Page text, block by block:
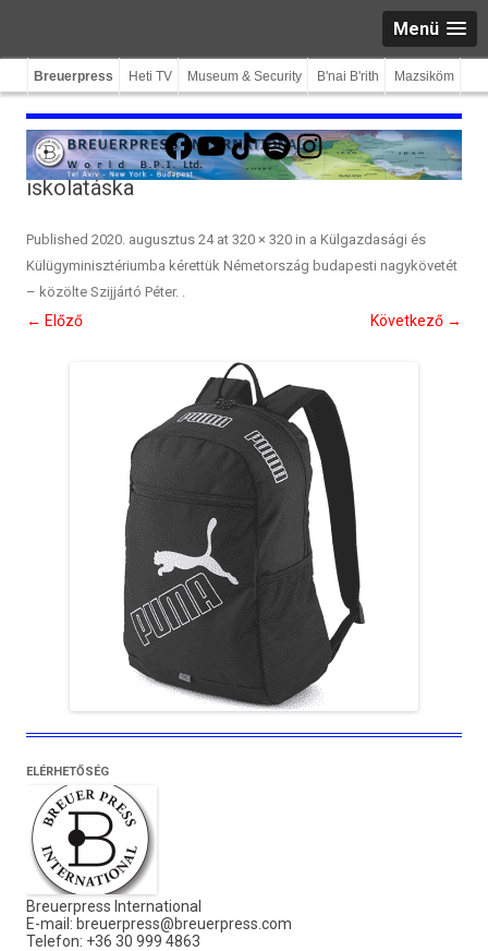
Menü
Breuerpress Heti TV Museum & Security B'nai B'rith Mazsiköm
Facebook
YouTube
TikTokSpotifyInstagram
iskolatáska
Published 2020. augusztus 24at 320 × 320 in a Külgazdasági és
Külügyminisztériumba kérettük Németország budapesti nagykövetét
– közölte Szijjártó Péter. .
← Előző Következő →
ELÉRHETŐSÉG
Breuerpress International
E-mail: breuerpress@breuerpress.com
Telefon: +36 30 999 4863